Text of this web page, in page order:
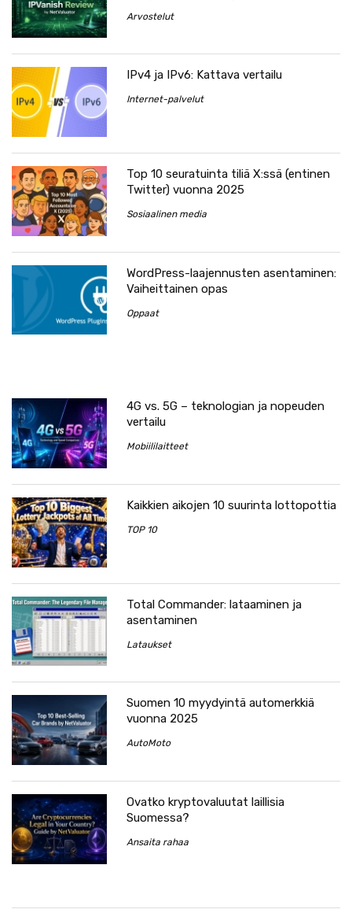
Arvostelut
IPv4 ja IPv6: Kattava vertailu
Internet-palvelut
Top 10 seuratuinta tiliä X:ssä (entinen
Twitter) vuonna 2025
Sosiaalinen media
WordPress-laajennusten asentaminen:
Vaiheittainen opas
Oppaat
4G vs. 5G – teknologian ja nopeuden
vertailu
Mobiililaitteet
Kaikkien aikojen 10 suurinta lottopottia
TOP 10
Total Commander: lataaminen ja
asentaminen
Lataukset
Suomen 10 myydyintä automerkkiä
vuonna 2025
AutoMoto
Ovatko kryptovaluutat laillisia
Suomessa?
Ansaita rahaa